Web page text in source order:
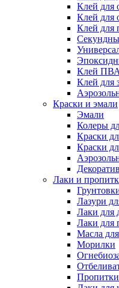
Клей для
Клей для
Клей для
Клей ПВА
Клей для
Краски и эмали
Эмали
Колеры
Краски
Краски
Лаки и
Лазури
Лаки для
Лаки для
Масла
Морилки
Пропитки